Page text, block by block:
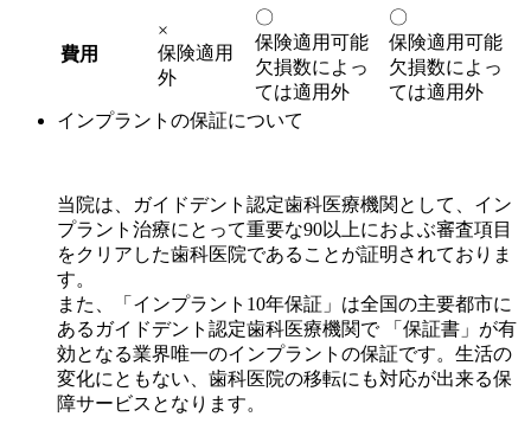
費用
×
保険適用
外
〇
保険適用可能
欠損数によっ
ては適用外
〇
保険適用可能
欠損数によっ
ては適用外
インプラントの保証について
当院は、ガイドデント認定歯科医療機関として、イン
プラント治療にとって重要な90以上におよぶ審査項目
をクリアした歯科医院であることが証明されておりま
す。
また、「インプラント10年保証」は全国の主要都市に
あるガイドデント認定歯科医療機関で 「保証書」が有
効となる業界唯一のインプラントの保証です。生活の
変化にともない、歯科医院の移転にも対応が出来る保
障サービスとなります。